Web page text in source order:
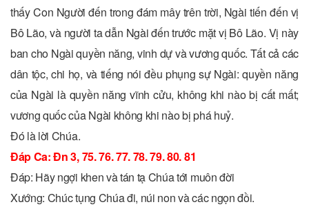
thấy Con Người đến trong đám mây trên trời, Ngài tiến đến vị
Bô Lão, và người ta dẫn Ngài đến trước mặt vị Bô Lão. Vị này
ban cho Ngài quyền năng, vinh dự và vương quốc. Tất cả các
dân tộc, chi họ, và tiếng nói đều phụng sự Ngài: quyền năng
của Ngài là quyền năng vĩnh cửu, không khi nào bị cất mất;
vương quốc của Ngài không khi nào bị phá huỷ.
Ðó là lời Chúa.
Ðáp Ca: Ðn 3, 75. 76. 77. 78. 79. 80. 81
Ðáp: Hãy ngợi khen và tán tạ Chúa tới muôn đời
Xướng: Chúc tụng Chúa đi, núi non và các ngọn đồi.